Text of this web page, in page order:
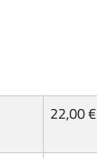
22,00 €